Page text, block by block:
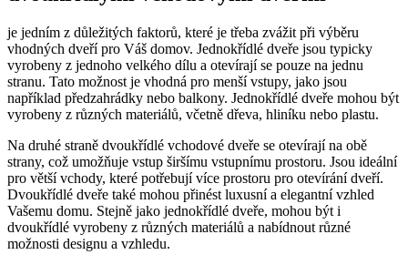
je jedním z důležitých faktorů, které je třeba zvážit při výběru
vhodných dveří pro Váš domov. Jednokřídlé dveře jsou typicky
vyrobeny z jednoho velkého dílu a otevírají se pouze na jednu
stranu. Tato možnost je vhodná pro menší vstupy, jako jsou
například předzahrádky nebo balkony. Jednokřídlé dveře mohou být
vyrobeny z různých materiálů, včetně dřeva, hliníku nebo plastu.
Na druhé straně dvoukřídlé vchodové dveře se otevírají na obě
strany, což umožňuje vstup širšímu vstupnímu prostoru. Jsou ideální
pro větší vchody, které potřebují více prostoru pro otevírání dveří.
Dvoukřídlé dveře také mohou přinést luxusní a elegantní vzhled
Vašemu domu. Stejně jako jednokřídlé dveře, mohou být i
dvoukřídlé vyrobeny z různých materiálů a nabídnout různé
možnosti designu a vzhledu.